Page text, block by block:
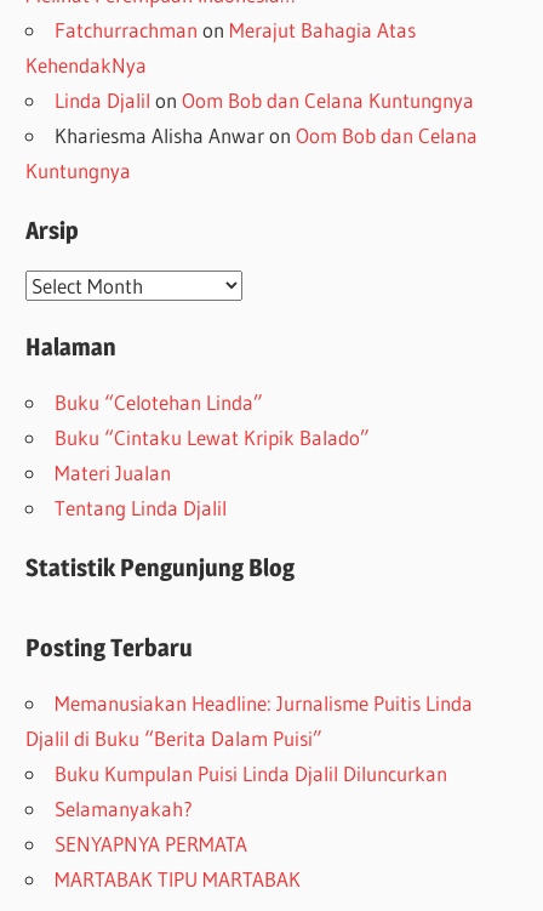
Fatchurrachman on Merajut Bahagia Atas
KehendakNya
Linda Djalil onOom Bob dan Celana Kuntungnya
Khariesma Alisha AnwaronOom Bob dan Celana
Kuntungnya
Arsip
Arsip
Halaman
Buku “Celotehan Linda”
Buku “Cintaku Lewat Kripik Balado”
Materi Jualan
Tentang Linda Djalil
Statistik Pengunjung Blog
Posting Terbaru
Memanusiakan Headline: Jurnalisme Puitis Linda
Djalil di Buku “Berita Dalam Puisi”
Buku Kumpulan Puisi Linda Djalil Diluncurkan
Selamanyakah?
SENYAPNYA PERMATA
MARTABAK TIPU MARTABAK